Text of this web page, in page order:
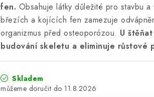
fen. Obsahuje látky důležité pro stavbu
březích a kojících fen zamezuje
organizmus před osteoporózou. U
budování skeletu a eliminuje růstové
Skladem
11.8.2026